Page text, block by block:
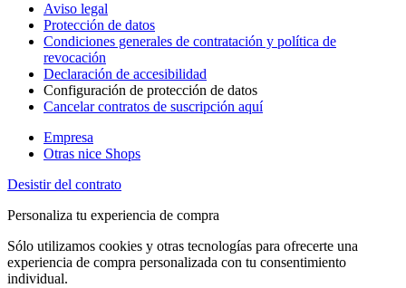
Aviso legal
Protección de datos
Condiciones generales de contratación y política de
revocación
Declaración de accesibilidad
Configuración de protección de datos
Cancelar contratos de suscripción aquí
Empresa
Otras nice Shops
Desistir del contrato
Personaliza tu experiencia de compra
Sólo utilizamos cookies y otras tecnologías para ofrecerte una
experiencia de compra personalizada con tu consentimiento
individual.